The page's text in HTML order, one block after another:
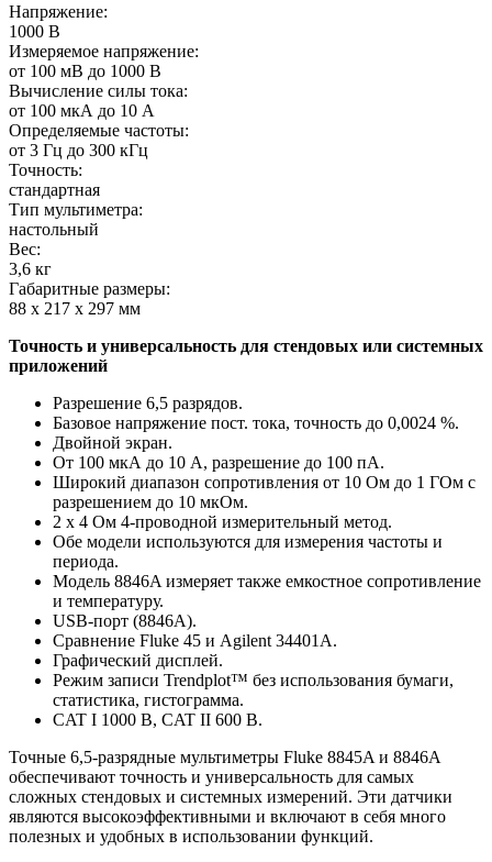
Напряжение:
1000 В
Измеряемое напряжение:
от 100 мВ до 1000 В
Вычисление силы тока:
от 100 мкА до 10 А
Определяемые частоты:
от 3 Гц до 300 кГц
Точность:
стандартная
Тип мультиметра:
настольный
Вес:
3,6 кг
Габаритные размеры:
88 х 217 х 297 мм
Точность и универсальность для стендовых или системных
приложений
Разрешение 6,5 разрядов.
Базовое напряжение пост. тока, точность до 0,0024 %.
Двойной экран.
От 100 мкА до 10 А, разрешение до 100 пА.
Широкий диапазон сопротивления от 10 Ом до 1 ГОм с
разрешением до 10 мкОм.
2 х 4 Ом 4-проводной измерительный метод.
Обе модели используются для измерения частоты и
периода.
Модель 8846A измеряет также емкостное сопротивление
и температуру.
USB-порт (8846A).
Сравнение Fluke 45 и Agilent 34401A.
Графический дисплей.
Режим записи Trendplot™ без использования бумаги,
статистика, гистограмма.
CAT I 1000 В, CAT II 600 В.
Точные 6,5-разрядные мультиметры Fluke 8845A и 8846A
обеспечивают точность и универсальность для самых
сложных стендовых и системных измерений. Эти датчики
являются высокоэффективными и включают в себя много
полезных и удобных в использовании функций.